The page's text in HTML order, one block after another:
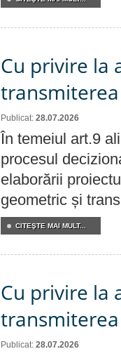
Cu privire la
Publicat: 28.07.2026
În temeiul art.9
procesul
elaborării
geometric și
CITEŞTE MAI MULT...
Cu privire la
Publicat: 28.07.2026